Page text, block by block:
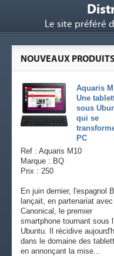
Le site préféré
NOUVEAUX PRODUITS
Aquaris
Une
sous
qui se
PC
Ref : Aquaris M10
Marque : BQ
Prix : 250
En juin dernier, l'espagnol
lançait, en partenariat avec
Canonical, le premier
smartphone tournant sous
Ubuntu. Il récidive
dans le domaine des
en annonçant la mise...